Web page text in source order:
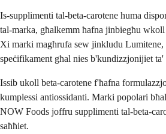
Is-supplimenti tal-beta-carotene huma
tal-marka, għalkemm ħafna jinbiegħu
Xi marki magħrufa sew jinkludu
speċifikament għal nies b'kundizzjonijiet
Issib ukoll beta-carotene f'ħafna
kumplessi antiossidanti. Marki popolari
NOW Foods joffru supplimenti tal-beta-
saħħiet.